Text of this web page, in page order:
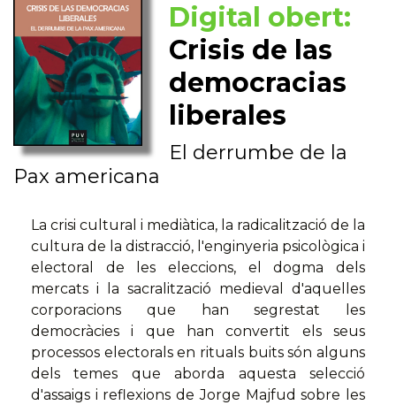
Digital obert:
Crisis de las
democracias
liberales
El derrumbe de la
Pax americana
La crisi cultural i mediàtica, la radicalització de la
cultura de la distracció, l'enginyeria psicològica i
electoral de les eleccions, el dogma dels
mercats i la sacralització medieval d'aquelles
corporacions que han segrestat les
democràcies i que han convertit els seus
processos electorals en rituals buits són alguns
dels temes que aborda aquesta selecció
d'assaigs i reflexions de Jorge Majfud sobre les